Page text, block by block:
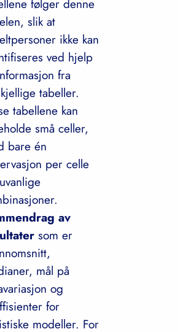
følger denne
slik at
ikke kan
ved hjelp
fra
tabeller.
tabellene kan
små celler,
bare én
per celle
av
som er
mål på
og
for
modeller. For